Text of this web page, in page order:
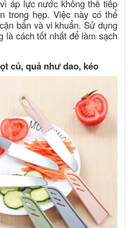
áp lực nước không thể tiếp
trong hẹp. Việc này có thể
bẩn và vi khuẩn. Sử dụng
là cách tốt nhất để làm sạch
củ, quả như dao, kéo